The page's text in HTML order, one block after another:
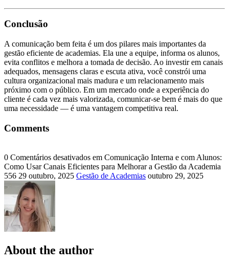
Conclusão
A comunicação bem feita é um dos pilares mais importantes da
gestão eficiente de academias. Ela une a equipe, informa os alunos,
evita conflitos e melhora a tomada de decisão. Ao investir em canais
adequados, mensagens claras e escuta ativa, você constrói uma
cultura organizacional mais madura e um relacionamento mais
próximo com o público. Em um mercado onde a experiência do
cliente é cada vez mais valorizada, comunicar-se bem é mais do que
uma necessidade — é uma vantagem competitiva real.
Comments
0 Comentários desativados em Comunicação Interna e com Alunos:
Como Usar Canais Eficientes para Melhorar a Gestão da Academia
556 29 outubro, 2025 Gestão de Academias outubro 29, 2025
About the author